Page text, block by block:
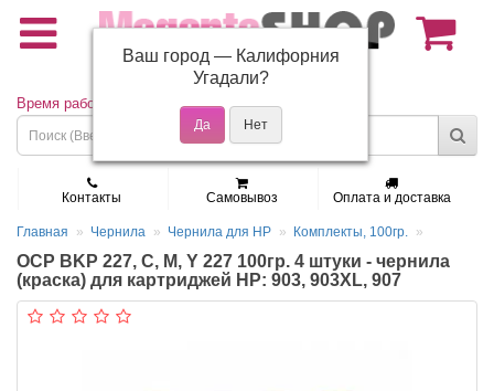
(495) 150-01-37
Время работы: Пн - Пт 9:30 - 19:00
Контакты Самовывоз Оплата и доставка
Главная Чернила Чернила для HP Комплекты, 100гр.
OCP BKP 227, C, M, Y 227 100гр. 4 штуки - чернила
(краска) для картриджей HP: 903, 903XL, 907
Ваш город — Калифорния
Угадали?